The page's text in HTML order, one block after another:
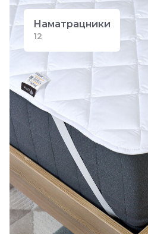
Наматрацники
12